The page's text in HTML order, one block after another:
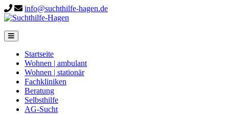
info@suchthilfe-hagen.de
Startseite
Wohnen | ambulant
Wohnen | stationär
Fachkliniken
Beratung
Selbsthilfe
AG-Sucht